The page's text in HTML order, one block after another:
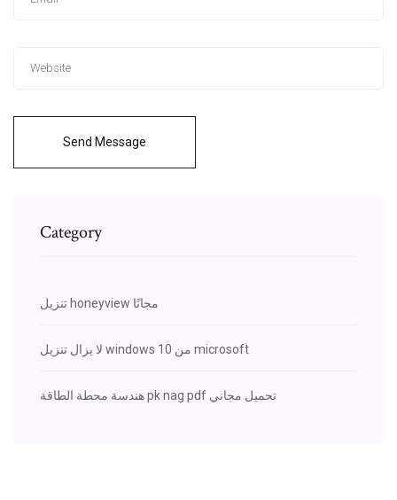
Send Message
Category
تنزيل honeyview مجانًا
لا يزال تنزيل windows 10 من microsoft
هندسة محطة الطاقة pk nag pdf تحميل مجاني